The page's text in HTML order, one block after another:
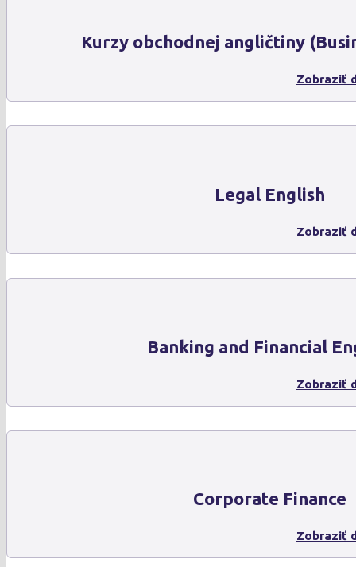
Kurzy obchodnej angličtiny
Zobraziť
Legal English
Zobraziť
Banking and Financial
Zobraziť
Corporate Finance
Zobraziť